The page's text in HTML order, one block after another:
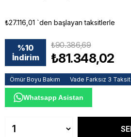
₺27.116,01 `den başlayan taksitlerle
%10
İndirim
₺90.386,69
₺81.348,02
Ömür Boyu Bakım Vade Farksız 3 Taksit
Whatsapp Asistan